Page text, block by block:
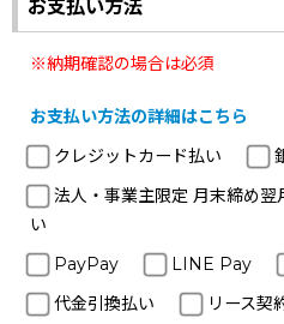
お支払い方法
※納期確認の場合は必須
お支払い方法の詳細はこちら
クレジットカード払い
法人・事業主限定 月末締め
い
PayPay
LINE Pay
代金引換払い
リース契